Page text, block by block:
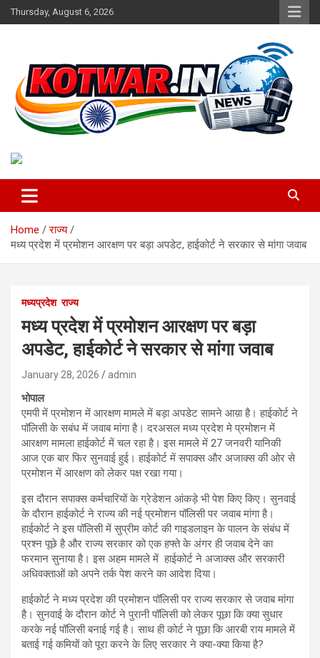
Skip
to
Thursday, August 6, 2026
kotwar.in
Home
राज्य
मध्य प्रदेश में प्रमोशन आरक्षण पर बड़ा अपडेट, हाईकोर्ट ने सरकार से मांगा जवाब
मध्यप्रदेश राज्य
मध्य प्रदेश में प्रमोशन आरक्षण पर बड़ा
अपडेट, हाईकोर्ट ने सरकार से मांगा जवाब
January 28, 2026 admin
भोपाल
एमपी में प्रमोशन में आरक्षण मामले में बड़ा अपडेट सामने आय़ा है। हाईकोर्ट ने
पॉलिसी के सबंध में जवाब मांगा है। दरअसल मध्य प्रदेश मे प्रमोशन में
आरक्षण मामला हाईकोर्ट में चल रहा है। इस मामले में 27 जनवरी यानिकी
आज एक बार फिर सुनवाई हुई। हाईकोर्ट में सपाक्स और अजाक्स की ओर से
प्रमोशन में आरक्षण को लेकर पक्ष रखा गया।
इस दौरान सपाक्स कर्मचारियों के ग्रेडेशन आंकड़े भी पेश किए किए। सुनवाई
के दौरान हाईकोर्ट ने राज्य की नई प्रमोशन पॉलिसी पर जवाब मांगा है।
हाईकोर्ट ने इस पॉलिसी में सुप्रीम कोर्ट की गाइडलाइन के पालन के संबंध में
प्रश्न पूछे है और राज्य सरकार को एक हफ्ते के अंगर ही जवाब देने का
फरमान सुनाया है। इस अहम मामले में हाईकोर्ट ने अजाक्स और सरकारी
अधिवक्ताओं को अपने तर्क पेश करने का आदेश दिया।
हाईकोर्ट ने मध्य प्रदेश की प्रमोशन पॉलिसी पर राज्य सरकार से जवाब मांगा
है। सुनवाई के दौरान कोर्ट ने पुरानी पॉलिसी को लेकर पूछा कि क्या सुधार
करके नई पॉलिसी बनाई गई है। साथ ही कोर्ट ने पूछा कि आरबी राय मामले में
बताई गई कमियों को पूरा करने के लिए सरकार ने क्या-क्या किया है?